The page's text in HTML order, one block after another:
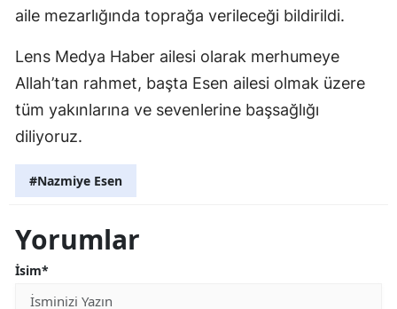
aile mezarlığında toprağa verileceği bildirildi.
Lens Medya Haber ailesi olarak merhumeye
Allah’tan rahmet, başta Esen ailesi olmak üzere
tüm yakınlarına ve sevenlerine başsağlığı
diliyoruz.
#Nazmiye Esen
Yorumlar
İsim*